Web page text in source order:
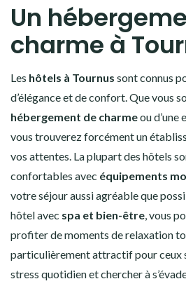
Un
charme à
Les hôtels à Tournus sont connus
d’élégance et de confort. Que vous
hébergement de charmeou d’une
vous trouverez forcément un
vos attentes. La plupart des hôtels
confortables avec équipements
votre séjour aussi agréable que
hôtel avec spa et bien-être, vous
profiter de moments de relaxation
particulièrement attractif pour ceux
stress quotidien et chercher à